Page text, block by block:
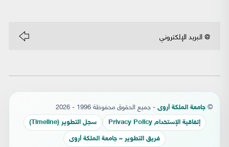
© جامعة الملكة أروى - جميع الحقوق محفوظة 1996 - 2026
إتفاقية الإستخدام Privacy Policy سجل التطوير (Timeline)
فريق التطوير – جامعة الملكة أروى